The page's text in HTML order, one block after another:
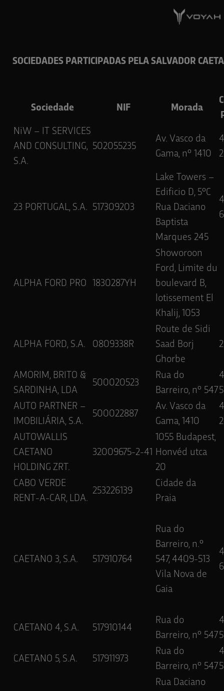
SOCIEDADES PARTICIPADAS PELA SALVADOR
Sociedade NIF Morada
NiW – IT SERVICES
AND CONSULTING,
S.A.
502055235
Av. Vasco da
Gama, nº 1410
23 PORTUGAL, S.A. 517309203
Lake Towers –
Edificio D, 5ºC
Rua Daciano
Baptista
Marques 245
ALPHA FORD PRO 1830287YH
Showoroon
Ford, Limite du
boulevard B,
lotissement El
Khalij, 1053
ALPHA FORD, S.A. 0809338R
Route de Sidi
Saad Borj
Ghorbe
AMORIM, BRITO &
SARDINHA, LDA
500020523
Rua do
Barreiro, nº 547
AUTO PARTNER –
IMOBILIÁRIA, S.A.
500022887
Av. Vasco da
Gama, 1410
AUTOWALLIS
CAETANO
HOLDING ZRT.
32009675-2-41
1055 Budapest,
Honvéd utca
20
CABO VERDE
RENT-A-CAR, LDA.
253226139
Cidade da
Praia
CAETANO 3, S.A. 517910764
Rua do
Barreiro, n.º
547, 4409-513
Vila Nova de
Gaia
CAETANO 4, S.A. 517910144
Rua do
Barreiro, nº 547
CAETANO 5, S.A. 517911973
Rua do
Barreiro, nº 547
Rua Daciano